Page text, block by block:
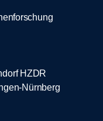
HZDR
Nürnberg